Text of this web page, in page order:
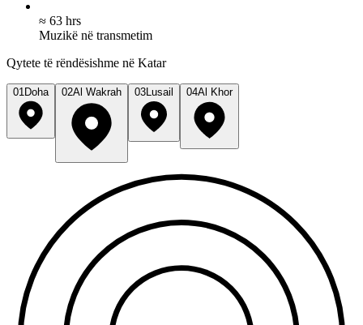
≈ 63 hrs
Muzikë në transmetim
Qytete të rëndësishme në Katar
01 Doha 02Al Wakrah 03Lusail 04Al Khor